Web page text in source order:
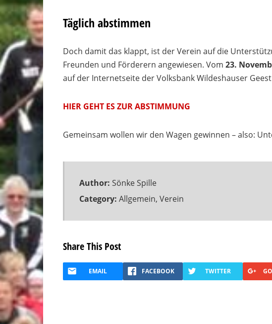
Täglich abstimmen
Doch damit das klappt, ist der Verein auf die
Freunden und Förderern angewiesen. Vom 23.
auf der Internetseite der Volksbank Wildeshauser
HIER GEHT ES ZUR ABSTIMMUNG
Gemeinsam wollen wir den Wagen gewinnen – also:
Author: Sönke Spille
Category: Allgemein, Verein
Share This Post
EMAIL FACEBOOK TWITTER